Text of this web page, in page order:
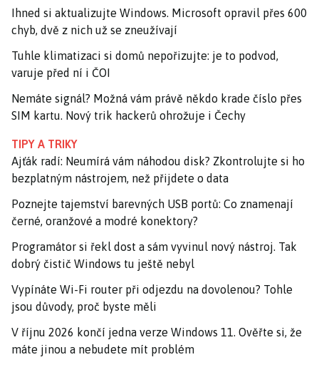
Ihned si aktualizujte Windows. Microsoft opravil přes 600
chyb, dvě z nich už se zneužívají
Tuhle klimatizaci si domů nepořizujte: je to podvod,
varuje před ní i ČOI
Nemáte signál? Možná vám právě někdo krade číslo přes
SIM kartu. Nový trik hackerů ohrožuje i Čechy
TIPY A TRIKY
Ajťák radí: Neumírá vám náhodou disk? Zkontrolujte si ho
bezplatným nástrojem, než přijdete o data
Poznejte tajemství barevných USB portů: Co znamenají
černé, oranžové a modré konektory?
Programátor si řekl dost a sám vyvinul nový nástroj. Tak
dobrý čistič Windows tu ještě nebyl
Vypínáte Wi-Fi router při odjezdu na dovolenou? Tohle
jsou důvody, proč byste měli
V říjnu 2026 končí jedna verze Windows 11. Ověřte si, že
máte jinou a nebudete mít problém